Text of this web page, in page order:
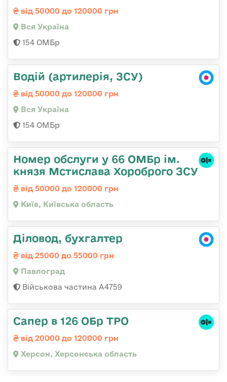
від 50000 до 120000 грн
Вся Україна
154 ОМБр
Водій (артилерія, ЗСУ)
від 50000 до 120000 грн
Вся Україна
154 ОМБр
Номер обслуги у 66 ОМБр ім.
князя Мстислава Хороброго ЗСУ
від 50000 до 120000 грн
Київ, Київська область
Діловод, бухгалтер
від 25000 до 55000 грн
Павлоград
Військова частина А4759
Сапер в 126 ОБр ТРО
від 20000 до 120000 грн
Херсон, Херсонська область